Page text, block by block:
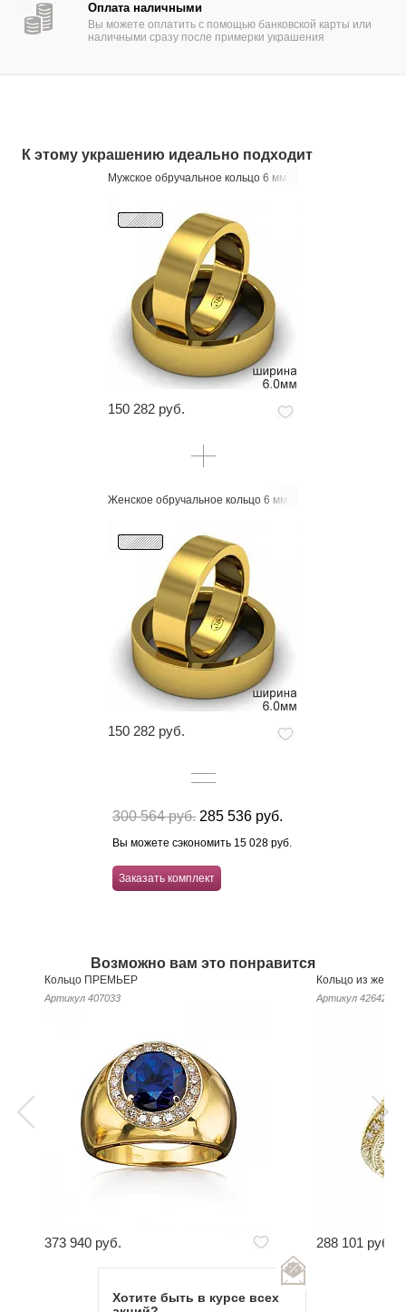
Оплата наличными
Вы можете оплатить с помощью банковской карты или
наличными сразу после примерки украшения
К этому украшению идеально подходит
Мужское обручальное кольцо 6 мм из желтого золота
150 282 руб.
Женское обручальное кольцо 6 мм из желтого золота
150 282 руб.
300 564 руб. 285 536 руб.
Вы можете сэкономить 15 028 руб.
Заказать комплект
Возможно вам это понравится
Кольцо ПРЕМЬЕР
Артикул 407033
373 940 руб.
Кольцо из
Артикул 426423
288 101 руб.
Хотите быть в курсе всех